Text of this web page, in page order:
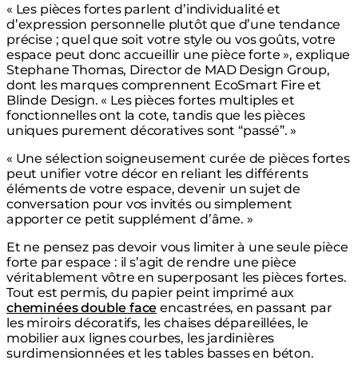
« Les pièces fortes parlent d’individualité et
d’expression personnelle plutôt que d’une tendance
précise ; quel que soit votre style ou vos goûts, votre
espace peut donc accueillir une pièce forte », explique
Stephane Thomas, Director de MAD Design Group,
dont les marques comprennent EcoSmart Fire et
Blinde Design. « Les pièces fortes multiples et
fonctionnelles ont la cote, tandis que les pièces
uniques purement décoratives sont “passé”. »
« Une sélection soigneusement curée de pièces fortes
peut unifier votre décor en reliant les différents
éléments de votre espace, devenir un sujet de
conversation pour vos invités ou simplement
apporter ce petit supplément d’âme. »
Et ne pensez pas devoir vous limiter à une seule pièce
forte par espace : il s’agit de rendre une pièce
véritablement vôtre en superposant les pièces fortes.
Tout est permis, du papier peint imprimé aux
cheminées double face encastrées, en passant par
les miroirs décoratifs, les chaises dépareillées, le
mobilier aux lignes courbes, les jardinières
surdimensionnées et les tables basses en béton.